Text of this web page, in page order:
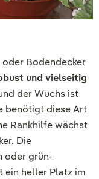
Bodendecker
und vielseitig
der Wuchs ist
benötigt diese Art
Rankhilfe wächst
Die
oder grün-
ein heller Platz im